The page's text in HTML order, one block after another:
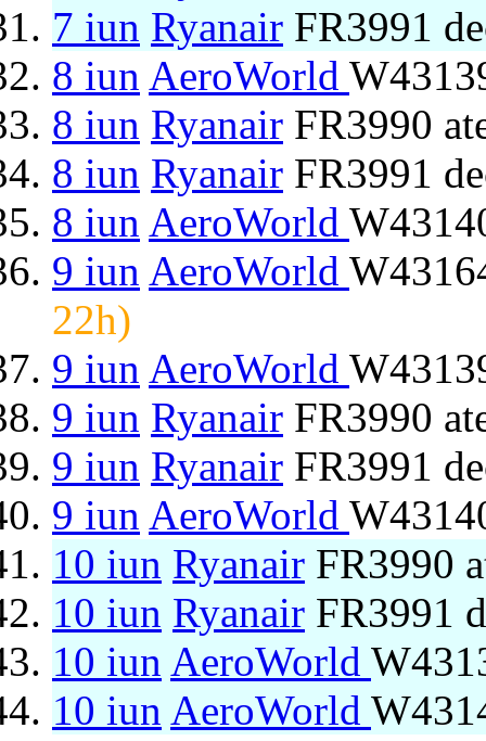
7 iun Ryanair FR3991
8 iun AeroWorld
8 iun Ryanair FR3990
8 iun Ryanair FR3991
8 iun AeroWorld
9 iun AeroWorld
22h)
9 iun AeroWorld
9 iun Ryanair FR3990
9 iun Ryanair FR3991
9 iun AeroWorld
10 iun Ryanair FR3990
10 iun Ryanair FR3991
10 iun AeroWorld
10 iun AeroWorld